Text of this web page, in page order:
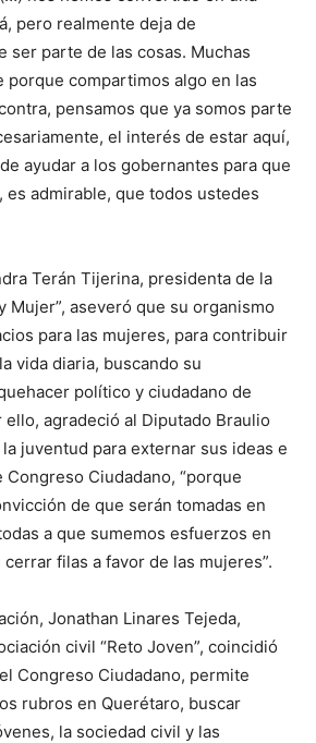
pero realmente deja de
ser parte de las cosas. Muchas
porque compartimos algo en las
pensamos que ya somos parte
el interés de estar aquí,
ayudar a los gobernantes para que
es admirable, que todos ustedes
Terán Tijerina, presidenta de la
Mujer”, aseveró que su organismo
para las mujeres, para contribuir
vida diaria, buscando su
político y ciudadano de
agradeció al Diputado Braulio
juventud para externar sus ideas e
Ciudadano, “porque
de que serán tomadas en
a que sumemos esfuerzos en
filas a favor de las mujeres”.
Jonathan Linares Tejeda,
civil “Reto Joven”, coincidió
Congreso Ciudadano, permite
rubros en Querétaro, buscar
la sociedad civil y las